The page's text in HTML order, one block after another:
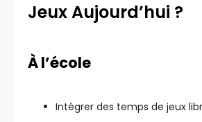
Jeux Aujourd’hui ?
À l’école
Intégrer des temps de jeux